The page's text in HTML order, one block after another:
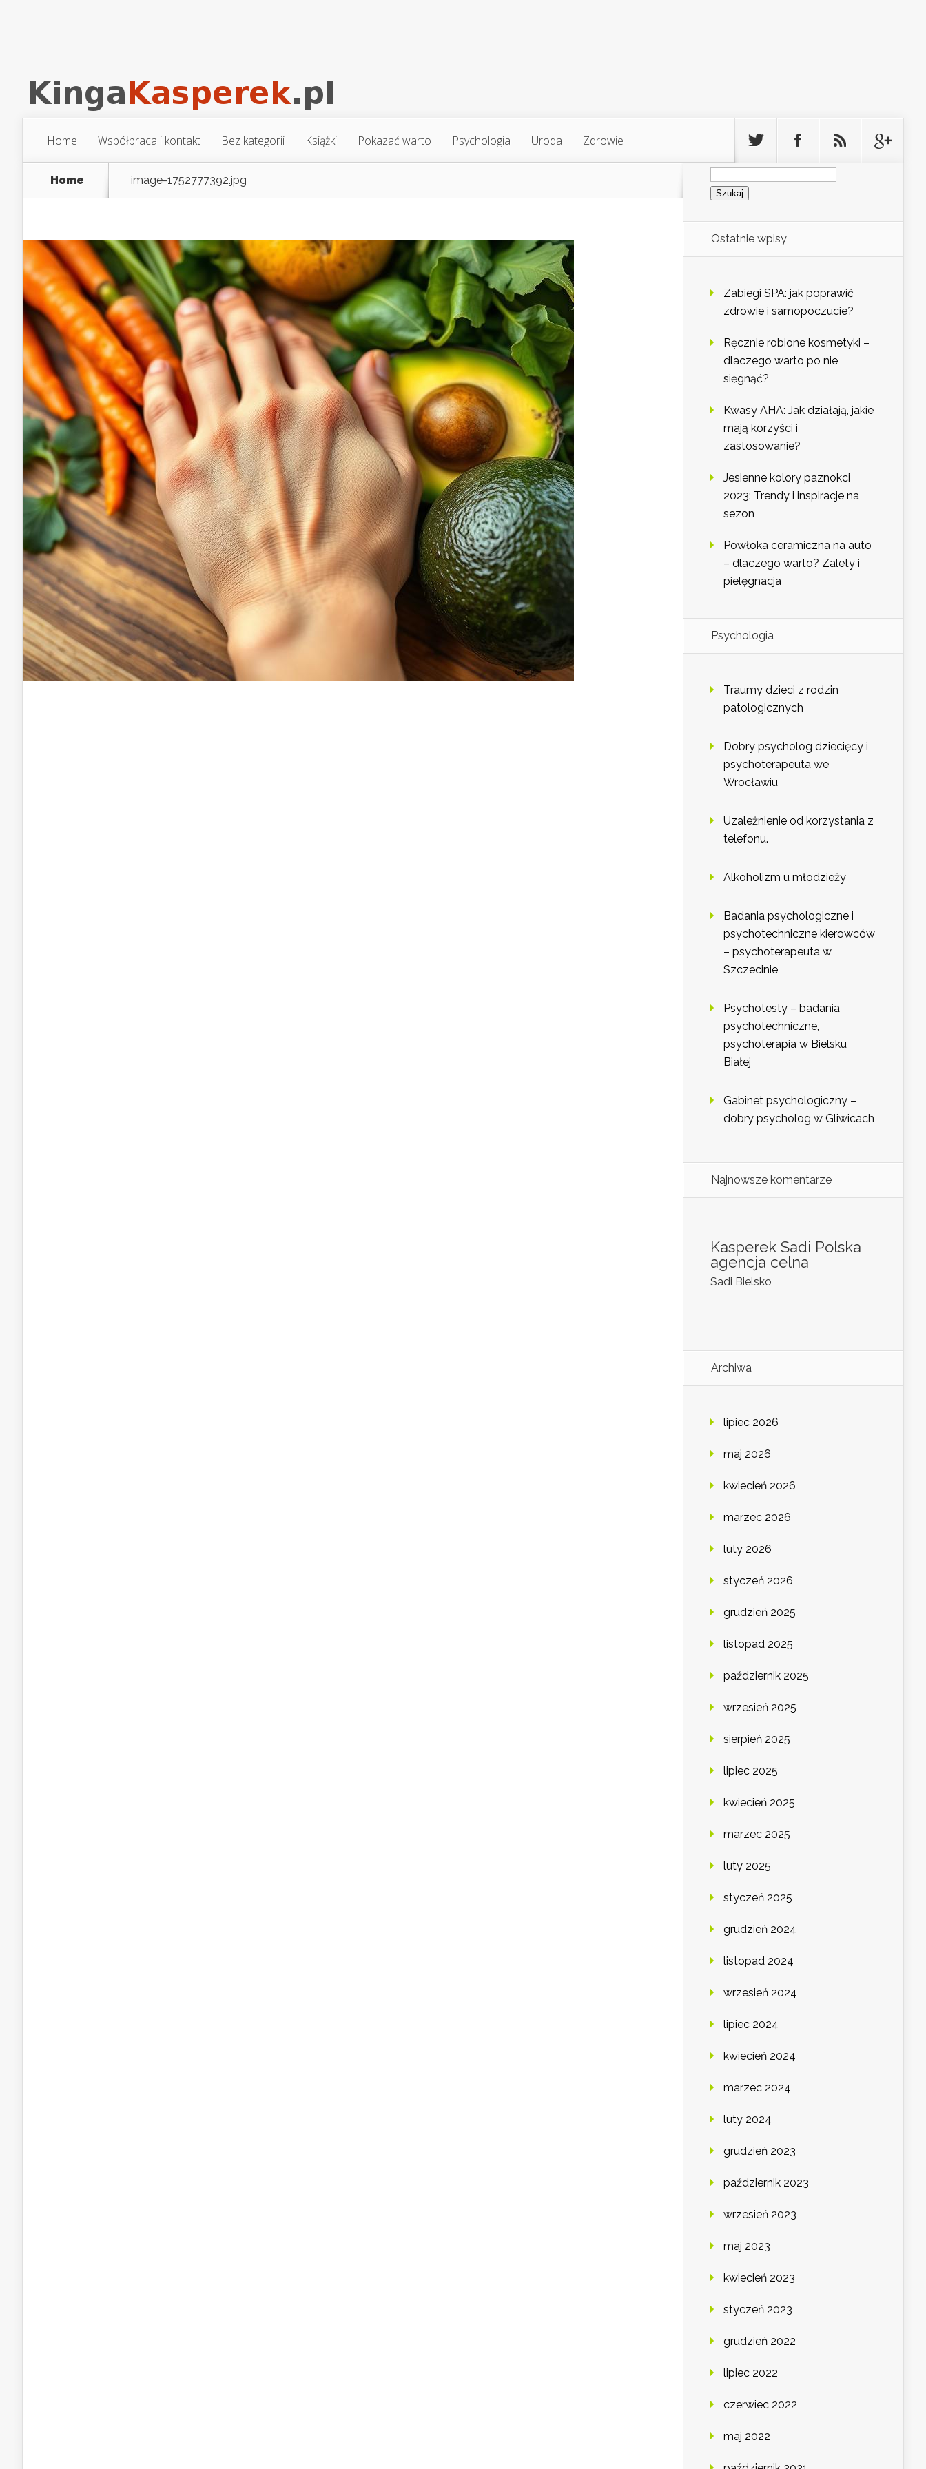
Home Współpraca i kontakt Bez kategorii Książki Pokazać warto Psychologia Uroda Zdrowie
Home image-1752777392.jpg
Szukaj:
Ostatnie wpisy
Zabiegi SPA: jak poprawić
zdrowie i samopoczucie?
Ręcznie robione kosmetyki –
dlaczego warto po nie
sięgnąć?
Kwasy AHA: Jak działają, jakie
mają korzyści i
zastosowanie?
Jesienne kolory paznokci
2023: Trendy i inspiracje na
sezon
Powłoka ceramiczna na auto
– dlaczego warto? Zalety i
pielęgnacja
Psychologia
Traumy dzieci z rodzin
patologicznych
Dobry psycholog dziecięcy i
psychoterapeuta we
Wrocławiu
Uzależnienie od korzystania z
telefonu.
Alkoholizm u młodzieży
Badania psychologiczne i
psychotechniczne kierowców
– psychoterapeuta w
Szczecinie
Psychotesty – badania
psychotechniczne,
psychoterapia w Bielsku
Białej
Gabinet psychologiczny –
dobry psycholog w Gliwicach
Najnowsze komentarze
Kasperek Sadi Polska
agencja celna
Sadi Bielsko
Archiwa
lipiec 2026
maj 2026
kwiecień 2026
marzec 2026
luty 2026
styczeń 2026
grudzień 2025
listopad 2025
październik 2025
wrzesień 2025
sierpień 2025
lipiec 2025
kwiecień 2025
marzec 2025
luty 2025
styczeń 2025
grudzień 2024
listopad 2024
wrzesień 2024
lipiec 2024
kwiecień 2024
marzec 2024
luty 2024
grudzień 2023
październik 2023
wrzesień 2023
maj 2023
kwiecień 2023
styczeń 2023
grudzień 2022
lipiec 2022
czerwiec 2022
maj 2022